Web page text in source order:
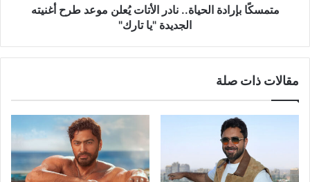
الجديدةمتمسكًا بإرادة الحياة.. نادر الأتات يُعلن موعد طرح أغنيته
الجديدة "يا تارك"
مقالات ذات صلة